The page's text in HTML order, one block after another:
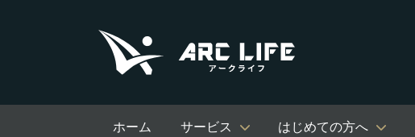
ホーム サービス はじめての方へ